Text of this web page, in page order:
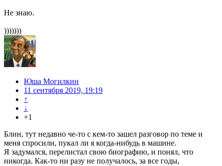
Не знаю.
)))))))
Юша Могилкин
11 сентября 2019, 19:19
↑
↓
+1
Блин, тут недавно че-то с кем-то зашел разговор по теме и
меня спросили, пукал ли я когда-нибудь в машине.
Я задумался, перелистал свою биографию, и понял, что
никогда. Как-то ни разу не получалось, за все годы,